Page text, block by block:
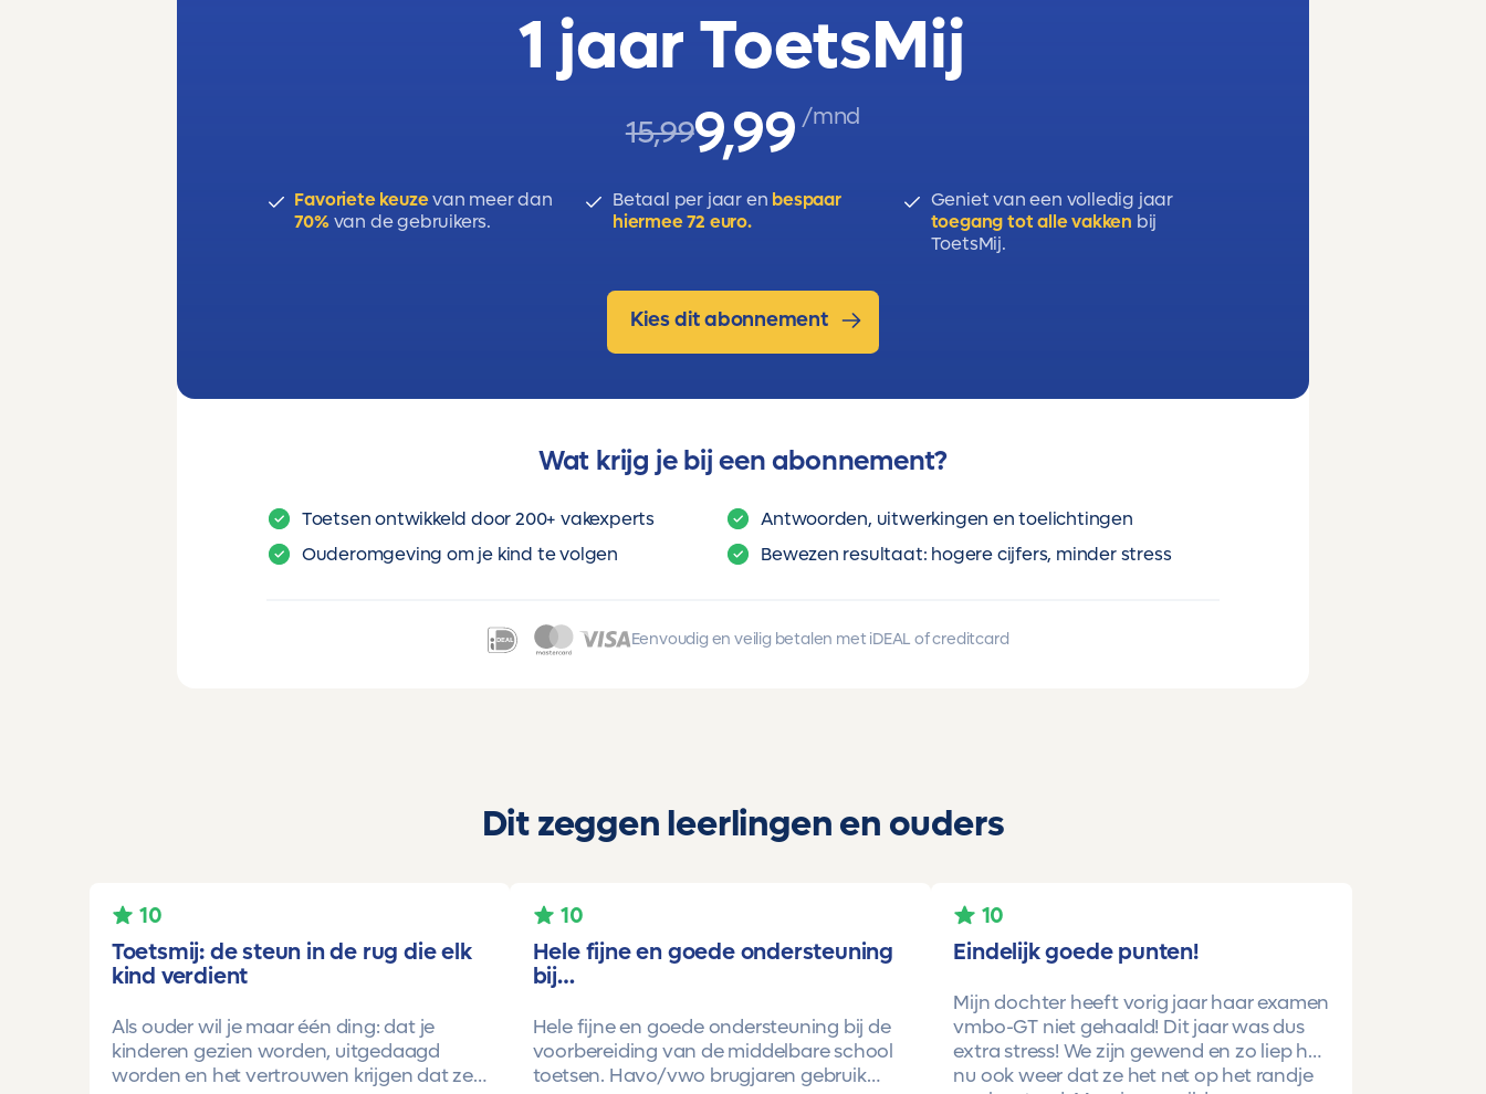
1 jaar ToetsMij
15,999,99 /mnd
Favoriete keuzevan meer dan
70%van de gebruikers.
Betaal per jaar en bespaar
hiermee 72 euro.
Geniet van een volledig jaar
toegang tot alle vakken bij
ToetsMij.
Kies dit abonnement
Wat krijg je bij een abonnement?
Toetsen ontwikkeld door 200+ vakexperts
Antwoorden, uitwerkingen en toelichtingen
Ouderomgeving om je kind te volgen
Bewezen resultaat: hogere cijfers, minder stress
Eenvoudig en veilig betalen met iDEAL of creditcard
Dit zeggen leerlingen en ouders
10
Toetsmij: de steun in de rug die elk
kind verdient
Als ouder wil je maar één ding: dat je
kinderen gezien worden, uitgedaagd
worden en het vertrouwen krijgen dat ze
10
Hele fijne en goede ondersteuning
bij…
Hele fijne en goede ondersteuning bij de
voorbereiding van de middelbare school
toetsen. Havo/vwo brugjaren gebruik
10
Eindelijk goede punten!
Mijn dochter heeft vorig jaar haar examen
vmbo-GT niet gehaald! Dit jaar was dus
extra stress! We zijn gewend en zo liep het
nu ook weer dat ze het net op het randje